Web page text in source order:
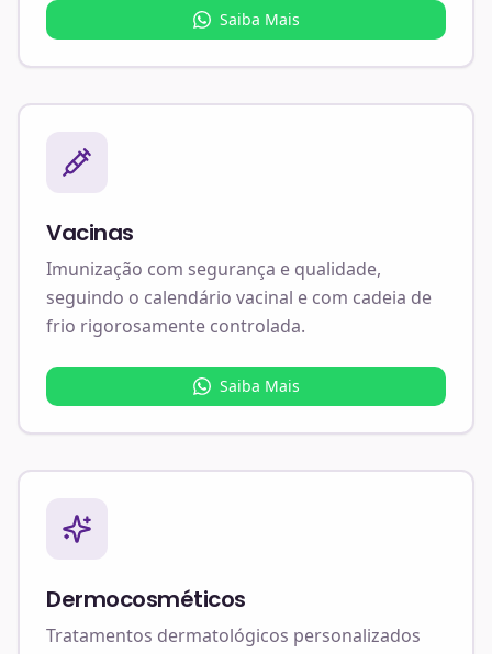
Saiba Mais
Vacinas
Imunização com segurança e qualidade,
seguindo o calendário vacinal e com cadeia de
frio rigorosamente controlada.
Saiba Mais
Dermocosméticos
Tratamentos dermatológicos personalizados